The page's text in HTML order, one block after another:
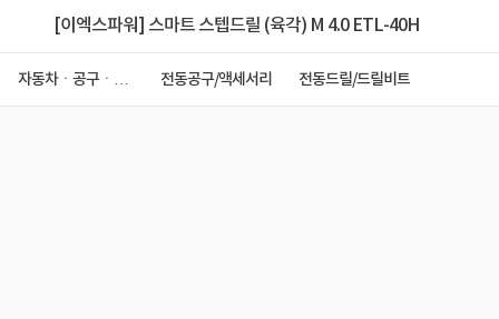
[이엑스파워] 스마트 스텝드릴 (육각) M 4.0 ETL-40H
자동차ㆍ공구ㆍ안
전동공구/액세서리 전동드릴/드릴비트